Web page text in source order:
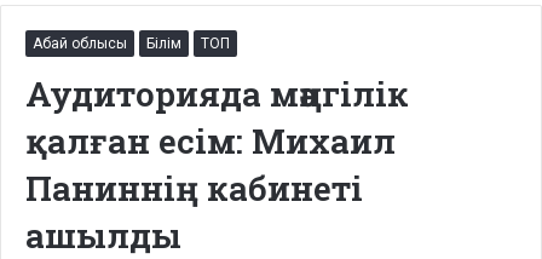
Абай облысы Білім ТОП
Аудиторияда мәңгілік
қалған есім: Михаил
Паниннің кабинеті
ашылды